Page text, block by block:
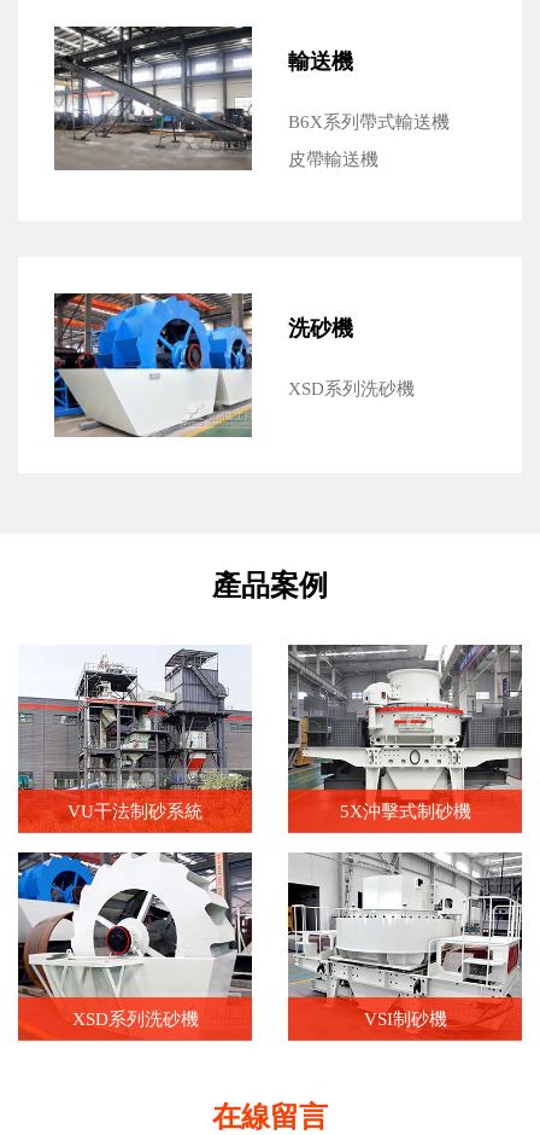
輸送機
B6X系列帶式輸送機
皮帶輸送機
洗砂機
XSD系列洗砂機
產品案例
VU干法制砂系統 5X沖擊式制砂機
XSD系列洗砂機 VSI制砂機
在線留言